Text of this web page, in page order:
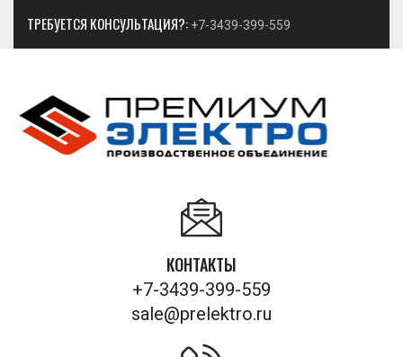
ТРЕБУЕТСЯ КОНСУЛЬТАЦИЯ?: +7-3439-399-559
КОНТАКТЫ
+7-3439-399-559
sale@prelektro.ru